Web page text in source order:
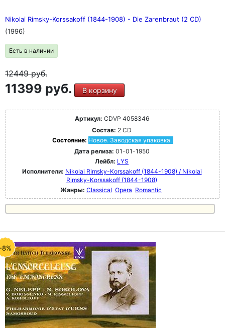
Nikolai Rimsky-Korssakoff (1844-1908) - Die Zarenbraut (2 CD)
(1996)
Есть в наличии
12449руб.
11399 руб. В корзину
Артикул: CDVP 4058346
Состав: 2 CD
Состояние: Новое. Заводская упаковка.
Дата релиза: 01-01-1950
Лейбл: LYS
Исполнители: Nikolai Rimsky-Korssakoff (1844-1908) / Nikolai
Rimsky-Korssakoff (1844-1908)
Жанры: Classical Opera Romantic
8%